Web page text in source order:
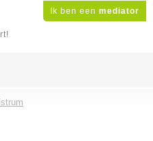
Ik ben een mediator